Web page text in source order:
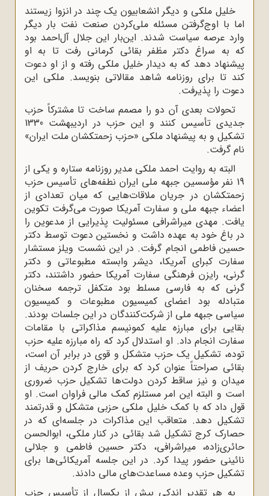
خلیل ملکی و دیگر انشعابیون یک چند در انزوا زیستند
اما با اوج‌گرفتن مسئله ملی‌کردن صنعت نفت بار دیگر
وارد عرصه سیاست شدند. این‌بار این جلال آل‌احمد بود
که به سراغ دکتر مظفر بقائی کرمانی رفت تا به او
پیشنهاد دهد که به دیدار خلیل ملکی رفته و از او دعوت
کند تا برای روزنامه شاهد مقالاتی بنویسد. ملکی این
دعوت را پذیرفت.
تحولات بعدی آن دو را مصمم ساخت تا مشترکاً حزب
جدیدی تأسیس کنند و این حزب در اردیبهشت 1330
تشکیل و به پیشنهاد ملکی «حزب زحمتکشان ملت ایران»
نام گرفت.
البته به روایت احمد ملکی مدیر روزنامه ستاره و یکی از
19 نفر مؤسسین جبهه ملی ایران نطفه‌های تأسیس حزب
زحمتکشان در جریان ملاقات‌هایی که میان تعدادی از
اعضاء جبهه ملی و سفارت آمریکا صورت می‌گرفت تکوین
یافت. مهدی میراشرافی مسئولیت پذیرایی از مدعوین را
در باغ خود به عهده داشت و نخستین دعوت توسط دکتر
حسین فاطمی انجام گرفت. در این نشست ویلز مستشار
سفارت کبرای آمریکا، دیشر وابسته مطبوعاتی و دکتر
گرنی، رایزن فرهنگی سفارت آمریکا حضور داشتند، دکتر
گرنی که به فارسی مسلط بود متکفل ترجمه سخنان
متبادله بود اعضای کمیسیون مطبوعات و کمیسیون
سیاسی جبهه ملی از شرکت‌کنندگان در این جلسات بودند.
بقایی برای مبارزه علیه کمونیسم مذاکراتی با مقامات
سفارت انجام داد. او استدلال کرد که راه مبارزه علیه حزب
توده، تشکیل یک حزب متشکل و قوی در برابر آن است،
بقائی صراحتاً عنوان کرد که برای خارج کردن حریف از
میدان و نیز ساقط کردن دولت‌ها تشکیل حزب ضروری
است و البته این امر مستلزم کمک مالی فراوان است. او
قول داد که با کمک خلیل ملکی حزبی متشکل و قدرتمند
تشکیل دهد. متعاقب این مذاکرات در جلسه‌ای که در
حصارک کرج تشکیل شد بقائی در کنار ملکی، ابوالحسن
حائری‌زاده، میراشرافی، دکتر حسین فاطمی و جلالی
نائینی حضور پیدا کرد. در این جلسه آمریکائی‌ها برای
تشکیل حزب وعده مساعدت‌های مالی دادند.
به هر تقدیر اندکی بیش از یکسال از تأسیس حزب